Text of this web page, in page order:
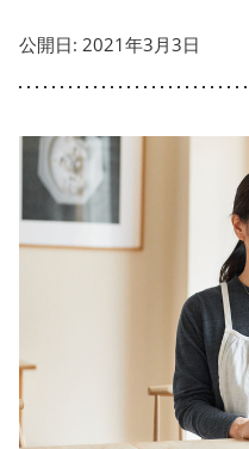
公開日: 2021年3月3日